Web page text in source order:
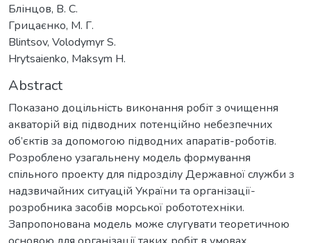
Блінцов, В. С.
Грицаєнко, М. Г.
Blintsov, Volodymyr S.
Hrytsaienko, Maksym H.
Abstract
Показано доцільність виконання робіт з очищення
акваторій від підводних потенційно небезпечних
об’єктів за допомогою підводних апаратів-роботів.
Розроблено узагальнену модель формування
спільного проекту для підрозділу Державної служби з
надзвичайних ситуацій України та організації-
розробника засобів морської робототехніки.
Запропонована модель може слугувати теоретичною